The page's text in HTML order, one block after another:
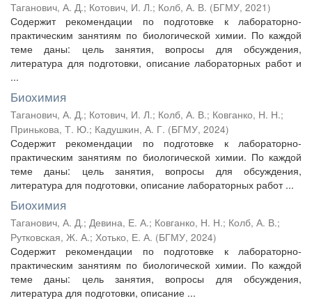
Таганович, А. Д.; Котович, И. Л.; Колб, А. В. (БГМУ, 2021)
Содержит рекомендации по подготовке к лабораторно-
практическим занятиям по биологической химии. По каждой
теме даны: цель занятия, вопросы для обсуждения,
литература для подготовки, описание лабораторных работ и
...
Биохимия
Таганович, А. Д.; Котович, И. Л.; Колб, А. В.; Ковганко, Н. Н.;
Принькова, Т. Ю.; Кадушкин, А. Г. (БГМУ, 2024)
Содержит рекомендации по подготовке к лабораторно-
практическим занятиям по биологической химии. По каждой
теме даны: цель занятия, вопросы для обсуждения,
литература для подготовки, описание лабораторных работ ...
Биохимия
Таганович, А. Д.; Девина, Е. А.; Ковганко, Н. Н.; Колб, А. В.;
Рутковская, Ж. А.; Хотько, Е. А. (БГМУ, 2024)
Содержит рекомендации по подготовке к лабораторно-
практическим занятиям по биологической химии. По каждой
теме даны: цель занятия, вопросы для обсуждения,
литература для подготовки, описание ...